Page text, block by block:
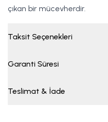
çıkan bir mücevherdir.
Taksit Seçenekleri
Garanti Süresi
Teslimat & İade